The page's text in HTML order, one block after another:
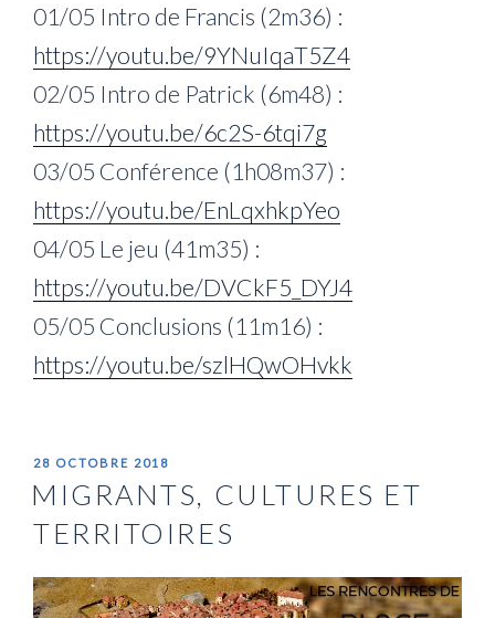
01/05 Intro de Francis (2m36) :
https://youtu.be/9YNuIqaT5Z4
02/05 Intro de Patrick (6m48) :
https://youtu.be/6c2S-6tqi7g
03/05 Conférence (1h08m37) :
https://youtu.be/EnLqxhkpYeo
04/05 Le jeu (41m35) :
https://youtu.be/DVCkF5_DYJ4
05/05 Conclusions (11m16) :
https://youtu.be/szlHQwOHvkk
PUBLIÉ
28 OCTOBRE 2018
MIGRANTS, CULTURES ET
TERRITOIRES